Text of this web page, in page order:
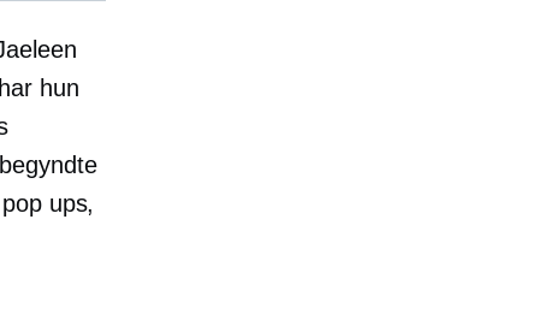
hun
pop ups,